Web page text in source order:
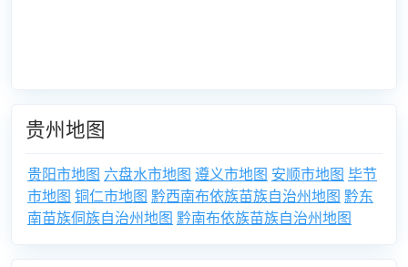
贵州地图
贵阳市地图 六盘水市地图 遵义市地图 安顺市地图 毕节
市地图 铜仁市地图 黔西南布依族苗族自治州地图 黔东
南苗族侗族自治州地图 黔南布依族苗族自治州地图